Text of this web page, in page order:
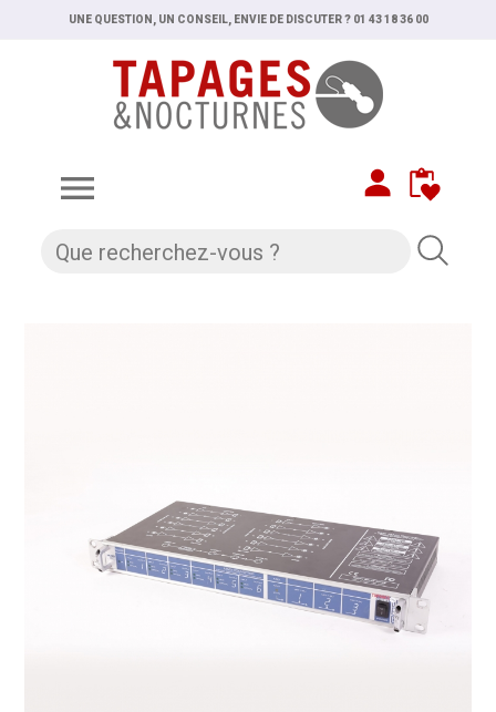
UNE QUESTION, UN CONSEIL, ENVIE DE DISCUTER ? 01 43 18 36 00
